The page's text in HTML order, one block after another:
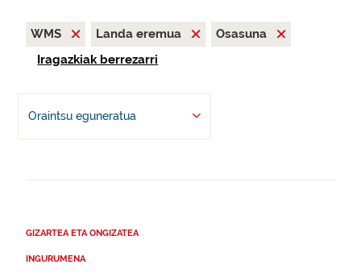
WMS Landa eremua
Osasuna
Iragazkiak berrezarri
Oraintsu eguneratua
GIZARTEA ETA ONGIZATEA
INGURUMENA